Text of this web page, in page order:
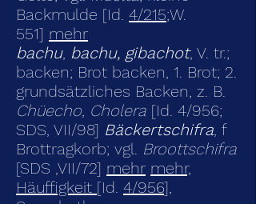
Backmulde [Id. 4/215;W.
551] mehr
bachu, bachu, gibachot, V. tr.;
backen; Brot backen, 1. Brot; 2.
grundsätzliches Backen, z. B.
Chüecho, Cholera [Id. 4/956;
SDS, VII/98] Bäckertschifra, f
Brottragkorb; vgl. Broottschifra
[SDS ,VII/72] mehr mehr,
Häuffigkeit [Id. 4/956],